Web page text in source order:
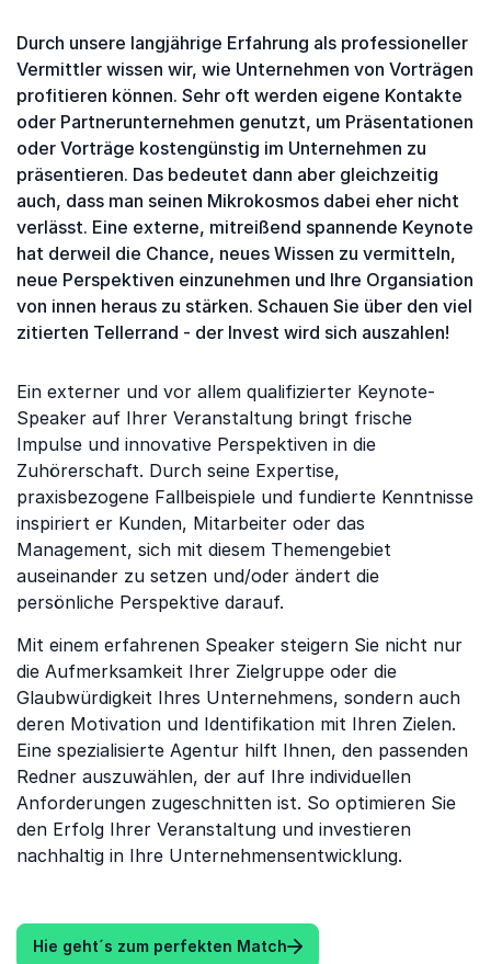
Durch unsere langjährige Erfahrung als professioneller
Vermittler wissen wir, wie Unternehmen von Vorträgen
profitieren können. Sehr oft werden eigene Kontakte
oder Partnerunternehmen genutzt, um Präsentationen
oder Vorträge kostengünstig im Unternehmen zu
präsentieren. Das bedeutet dann aber gleichzeitig
auch, dass man seinen Mikrokosmos dabei eher nicht
verlässt. Eine externe, mitreißend spannende Keynote
hat derweil die Chance, neues Wissen zu vermitteln,
neue Perspektiven einzunehmen und Ihre Organsiation
von innen heraus zu stärken. Schauen Sie über den viel
zitierten Tellerrand - der Invest wird sich auszahlen!
Ein externer und vor allem qualifizierter Keynote-
Speaker auf Ihrer Veranstaltung bringt frische
Impulse und innovative Perspektiven in die
Zuhörerschaft. Durch seine Expertise,
praxisbezogene Fallbeispiele und fundierte Kenntnisse
inspiriert er Kunden, Mitarbeiter oder das
Management, sich mit diesem Themengebiet
auseinander zu setzen und/oder ändert die
persönliche Perspektive darauf.
Mit einem erfahrenen Speaker steigern Sie nicht nur
die Aufmerksamkeit Ihrer Zielgruppe oder die
Glaubwürdigkeit Ihres Unternehmens, sondern auch
deren Motivation und Identifikation mit Ihren Zielen.
Eine spezialisierte Agentur hilft Ihnen, den passenden
Redner auszuwählen, der auf Ihre individuellen
Anforderungen zugeschnitten ist. So optimieren Sie
den Erfolg Ihrer Veranstaltung und investieren
nachhaltig in Ihre Unternehmensentwicklung.
Hie geht´s zum perfekten Match